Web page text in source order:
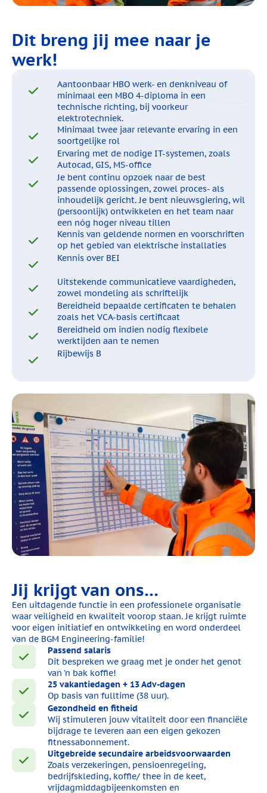
Dit breng jij mee naar je
werk!
Aantoonbaar HBO werk- en denkniveau of
minimaal een MBO 4-diploma in een
technische richting, bij voorkeur
elektrotechniek.
Minimaal twee jaar relevante ervaring in een
soortgelijke rol
Ervaring met de nodige IT-systemen, zoals
Autocad, GIS, MS-office
Je bent continu opzoek naar de best
passende oplossingen, zowel proces- als
inhoudelijk gericht. Je bent nieuwsgiering, wil
(persoonlijk) ontwikkelen en het team naar
een nóg hoger niveau tillen
Kennis van geldende normen en voorschriften
op het gebied van elektrische installaties
Kennis over BEI
Uitstekende communicatieve vaardigheden,
zowel mondeling als schriftelijk
Bereidheid bepaalde certificaten te behalen
zoals het VCA-basis certificaat
Bereidheid om indien nodig flexibele
werktijden aan te nemen
Rijbewijs B
Jij krijgt van ons…
Een uitdagende functie in een professionele organisatie
waar veiligheid en kwaliteit voorop staan. Je krijgt ruimte
voor eigen initiatief en ontwikkeling en word onderdeel
van de BGM Engineering-familie!
Passend salaris
Dit bespreken we graag met je onder het genot
van ’n bak koffie!
25 vakantiedagen + 13 Adv-dagen
Op basis van fulltime (38 uur).
Gezondheid en fitheid
Wij stimuleren jouw vitaliteit door een financiële
bijdrage te leveren aan een eigen gekozen
fitnessabonnement.
Uitgebreide secundaire arbeidsvoorwaarden
Zoals verzekeringen, pensioenregeling,
bedrijfskleding, koffie/ thee in de keet,
vrijdagmiddagbijeenkomsten en